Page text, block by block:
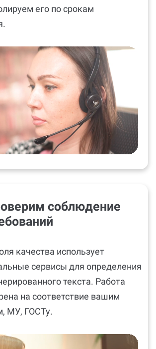
его по срокам
соблюдение
качества использует
сервисы для определения
текста. Работа
на соответствие вашим
МУ, ГОСТу.